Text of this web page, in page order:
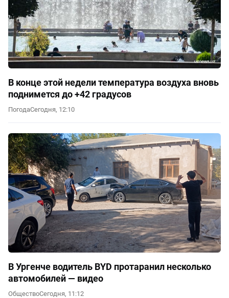
В конце этой недели температура воздуха вновь
поднимется до +42 градусов
ПогодаСегодня, 12:10
В Ургенче водитель BYD протаранил несколько
автомобилей — видео
ОбществоСегодня, 11:12